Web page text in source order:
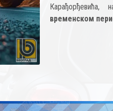
Карађорђевића,
временском